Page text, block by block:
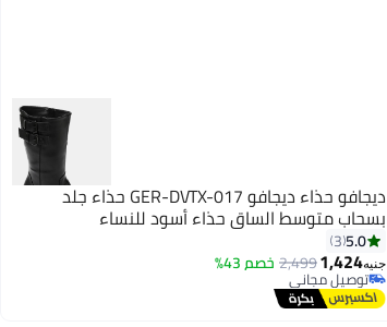
ديجافو حذاء ديجافو GER-DVTX-017 حذاء جلد
بسحاب متوسط الساق حذاء أسود للنساء
5.0
3
جنيه1,424
2,499 خصم 43%
توصيل مجاني
توصيل مجاني